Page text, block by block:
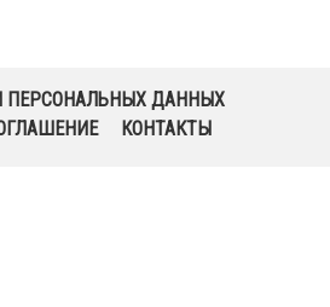
ПЕРСОНАЛЬНЫХ ДАННЫХ
КОНТАКТЫ